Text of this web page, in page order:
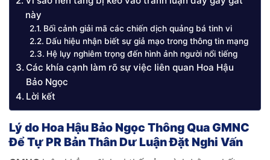
này
Bối cảnh giải mã các chiến dịch quảng bá tinh vi
Dấu hiệu nhận biết sự giả mạo trong thông tin mạng
Hệ lụy nghiêm trọng đến hình ảnh người nổi tiếng
Các khía cạnh làm rõ sự việc liên quan Hoa Hậu
Bảo Ngọc
Lời kết
Lý do Hoa Hậu Bảo Ngọc Thông Qua GMNC
Để Tự PR Bản Thân Dư Luận Đặt Nghi Vấn